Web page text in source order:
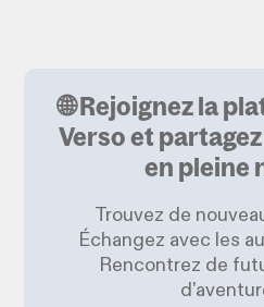
🌐 Rejoignez la
Verso et
en pleine
Trouvez de
Échangez avec les
Rencontrez de